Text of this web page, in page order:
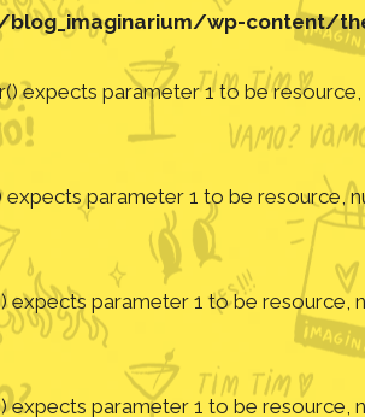
wp-content/
expects parameter 1 to be resource,
expects parameter 1 to be resource,
expects parameter 1 to be resource,
expects parameter 1 to be resource,